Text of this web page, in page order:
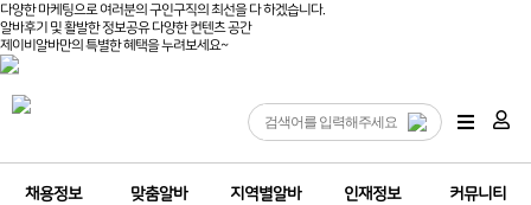
다양한 마케팅으로 여러분의 구인구직의 최선을 다 하겠습니다.
알바후기 및 활발한 정보공유 다양한 컨텐츠 공간
제이비알바만의 특별한 혜택을 누려보세요~
채용정보 맞춤알바 지역별알바 인재정보 커뮤니티